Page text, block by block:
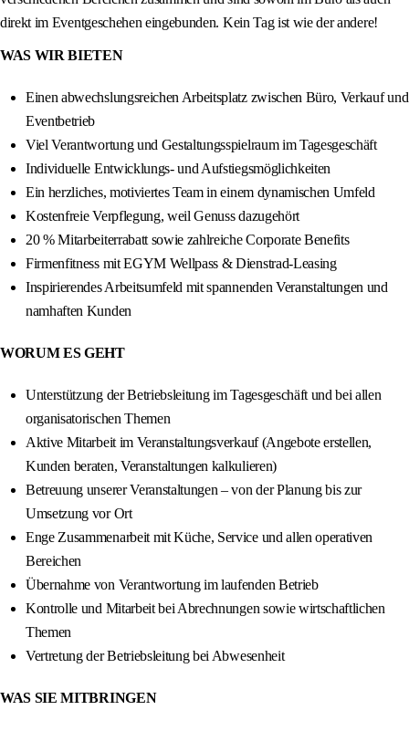
direkt im Eventgeschehen eingebunden. Kein Tag ist wie der andere!
WAS WIR BIETEN
Einen abwechslungsreichen Arbeitsplatz zwischen Büro, Verkauf und
Eventbetrieb
Viel Verantwortung und Gestaltungsspielraum im Tagesgeschäft
Individuelle Entwicklungs- und Aufstiegsmöglichkeiten
Ein herzliches, motiviertes Team in einem dynamischen Umfeld
Kostenfreie Verpflegung, weil Genuss dazugehört
20 % Mitarbeiterrabatt sowie zahlreiche Corporate Benefits
Firmenfitness mit EGYM Wellpass & Dienstrad-Leasing
Inspirierendes Arbeitsumfeld mit spannenden Veranstaltungen und
namhaften Kunden
WORUM ES GEHT
Unterstützung der Betriebsleitung im Tagesgeschäft und bei allen
organisatorischen Themen
Aktive Mitarbeit im Veranstaltungsverkauf (Angebote erstellen,
Kunden beraten, Veranstaltungen kalkulieren)
Betreuung unserer Veranstaltungen – von der Planung bis zur
Umsetzung vor Ort
Enge Zusammenarbeit mit Küche, Service und allen operativen
Bereichen
Übernahme von Verantwortung im laufenden Betrieb
Kontrolle und Mitarbeit bei Abrechnungen sowie wirtschaftlichen
Themen
Vertretung der Betriebsleitung bei Abwesenheit
WAS SIE MITBRINGEN